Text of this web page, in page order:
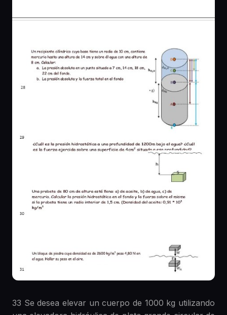
33 Se desea elevar un cuerpo de 1000 kg utilizando